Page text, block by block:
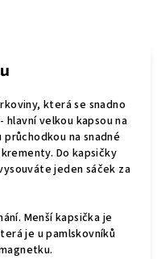
která se snadno
hlavní velkou kapsou na
průchodkou na snadné
Do kapsičky
jeden sáček za
Menší kapsička je
je u pamlskovníků